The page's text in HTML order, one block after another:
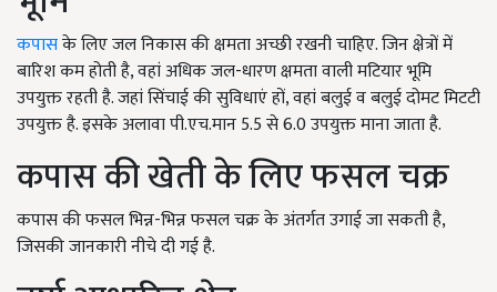
कपासके लिए जल निकास की क्षमता अच्छी रखनी चाहिए. जिन क्षेत्रों में
बारिश कम होती है, वहां अधिक जल-धारण क्षमता वाली मटियार भूमि
उपयुक्त रहती है. जहां सिंचाई की सुविधाएं हों, वहां बलुई व बलुई दोमट मिटटी
उपयुक्त है. इसके अलावा पी.एच.मान 5.5 से 6.0 उपयुक्त माना जाता है.
कपास की खेती के लिए फसल चक्र
कपास की फसल भिन्न-भिन्न फसल चक्र के अंतर्गत उगाई जा सकती है,
जिसकी जानकारी नीचे दी गई है.